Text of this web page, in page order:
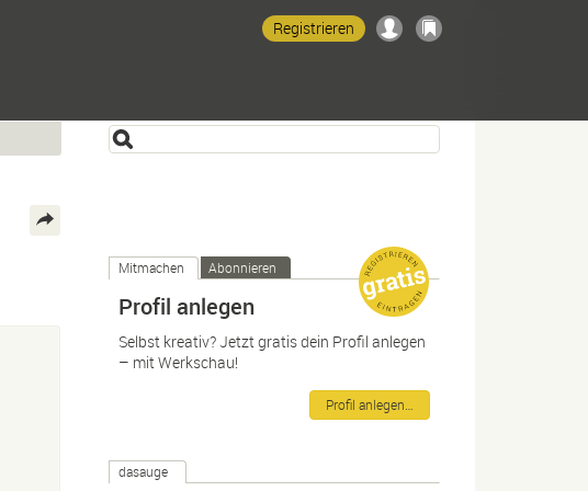
Registrieren
Mitmachen Abonnieren
Profil anlegen
Selbst kreativ? Jetzt gratis dein Profil anlegen
– mit Werkschau!
Profil anlegen…
dasauge